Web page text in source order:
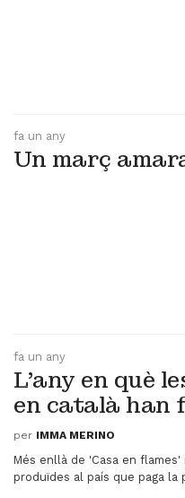
fa un any
Un març
fa un any
L’any en què
en català han
per IMMA MERINO
​Més enllà de 'Casa en
produïdes al país que paga